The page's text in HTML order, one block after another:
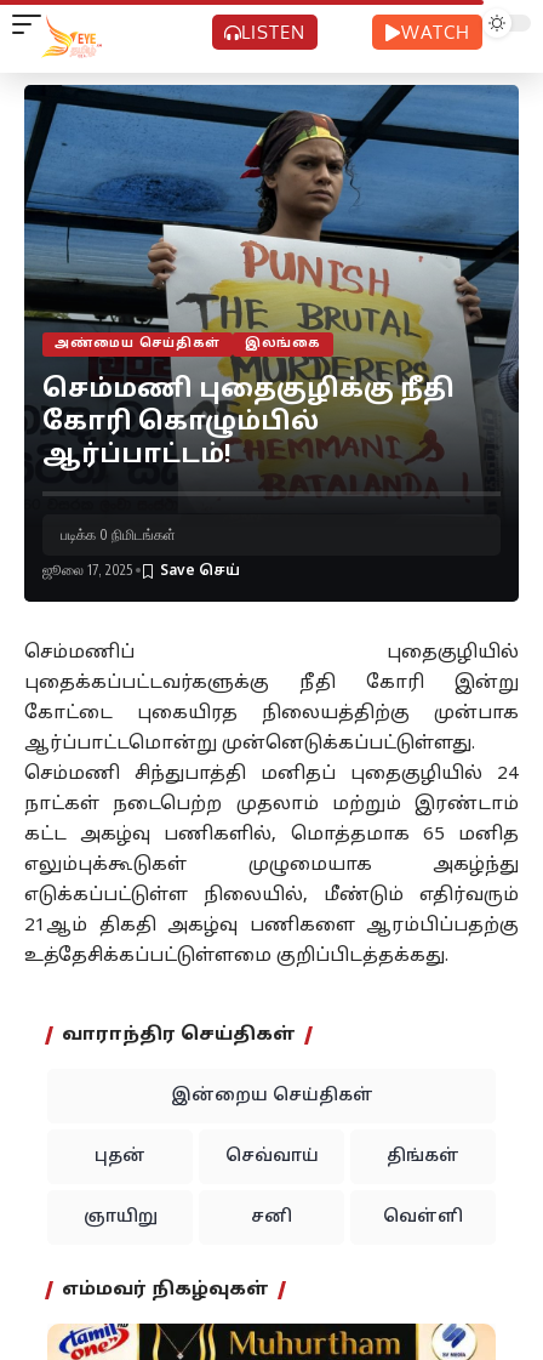
LISTEN WATCH
அண்மைய செய்திகள் இலங்கை
செம்மணி புதைகுழிக்கு நீதி
கோரி கொழும்பில்
ஆர்ப்பாட்டம்!
ஜூலை 17, 2025
படிக்க 0 நிமிடங்கள்
செம்மணிப் புதைகுழியில்
புதைக்கப்பட்டவர்களுக்கு நீதி கோரி இன்று
கோட்டை புகையிரத நிலையத்திற்கு முன்பாக
ஆர்ப்பாட்டமொன்று முன்னெடுக்கப்பட்டுள்ளது.
செம்மணி சிந்துபாத்தி மனிதப் புதைகுழியில் 24
நாட்கள் நடைபெற்ற முதலாம் மற்றும் இரண்டாம்
கட்ட அகழ்வு பணிகளில், மொத்தமாக 65 மனித
எலும்புக்கூடுகள் முழுமையாக அகழ்ந்து
எடுக்கப்பட்டுள்ள நிலையில், மீண்டும் எதிர்வரும்
21ஆம் திகதி அகழ்வு பணிகளை ஆரம்பிப்பதற்கு
உத்தேசிக்கப்பட்டுள்ளமை குறிப்பிடத்தக்கது.
வாராந்திர செய்திகள்
இன்றைய செய்திகள்
புதன் செவ்வாய் திங்கள்
ஞாயிறு சனி வெள்ளி
எம்மவர் நிகழ்வுகள்